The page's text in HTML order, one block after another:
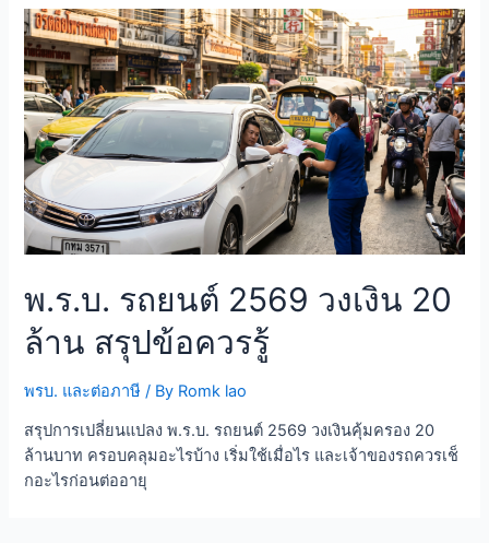
พ.ร.บ. รถยนต์ 2569 วงเงิน 20
ล้าน สรุปข้อควรรู้
พรบ. และต่อภาษี / By Romk lao
สรุปการเปลี่ยนแปลง พ.ร.บ. รถยนต์ 2569 วงเงินคุ้มครอง 20
ล้านบาท ครอบคลุมอะไรบ้าง เริ่มใช้เมื่อไร และเจ้าของรถควรเช็
กอะไรก่อนต่ออายุ